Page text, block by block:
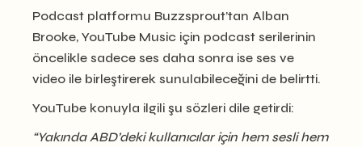
Podcast platformu Buzzsprout’tan Alban
Brooke, YouTube Music için podcast serilerinin
öncelikle sadece ses daha sonra ise ses ve
video ile birleştirerek sunulabileceğini de belirtti.
YouTube konuyla ilgili şu sözleri dile getirdi:
“Yakında ABD’deki kullanıcılar için hem sesli hem